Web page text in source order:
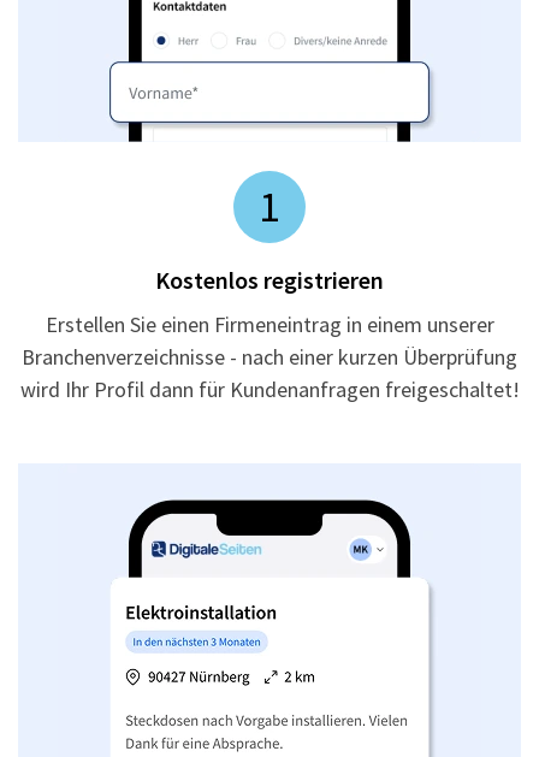
1
Kostenlos registrieren
Erstellen Sie einen Firmeneintrag in einem unserer
Branchenverzeichnisse - nach einer kurzen Überprüfung
wird Ihr Profil dann für Kundenanfragen freigeschaltet!